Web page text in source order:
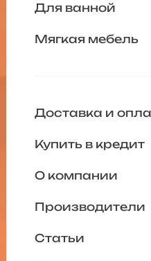
Для ванной
Мягкая мебель
Доставка и
Купить в кредит
О компании
Производители
Статьи